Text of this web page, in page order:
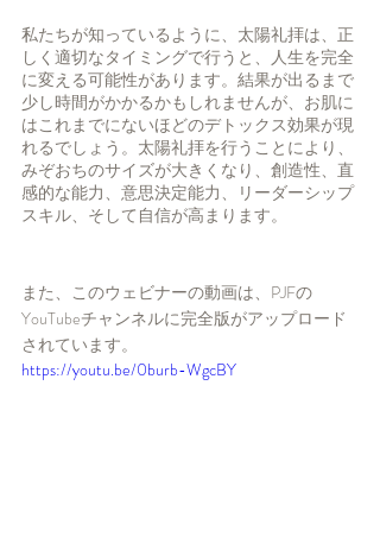
私たちが知っているように、太陽礼拝は、正
しく適切なタイミングで行うと、人生を完全
に変える可能性があります。結果が出るまで
少し時間がかかるかもしれませんが、お肌に
はこれまでにないほどのデトックス効果が現
れるでしょう。太陽礼拝を行うことにより、
みぞおちのサイズが大きくなり、創造性、直
感的な能力、意思決定能力、リーダーシップ
スキル、そして自信が高まります。
また、このウェビナーの動画は、PJFの
YouTubeチャンネルに完全版がアップロード
されています。
https://youtu.be/0burb-WgcBY